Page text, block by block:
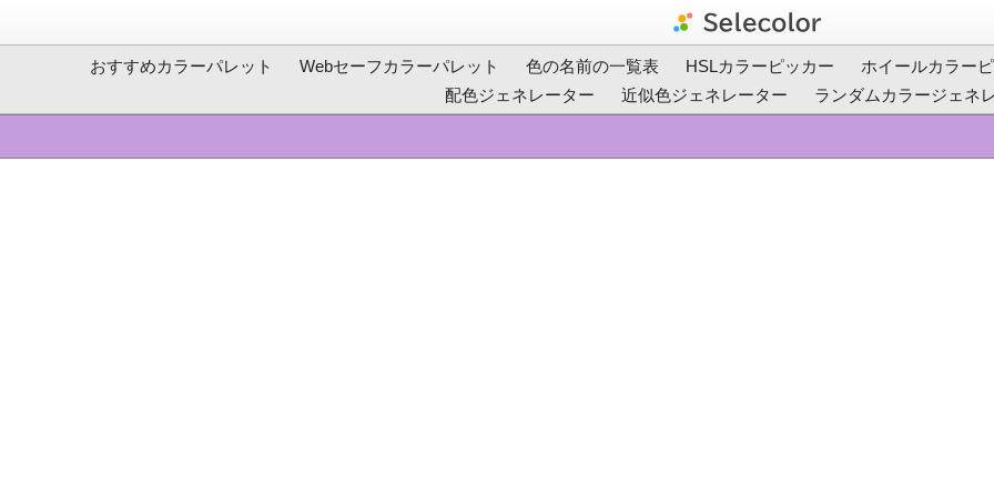
おすすめカラーパレット Webセーフカラーパレット 色の名前の一覧表 HSLカラーピッカー ホイールカラー
配色ジェネレーター
近似色ジェネレーター ランダムカラージェネ